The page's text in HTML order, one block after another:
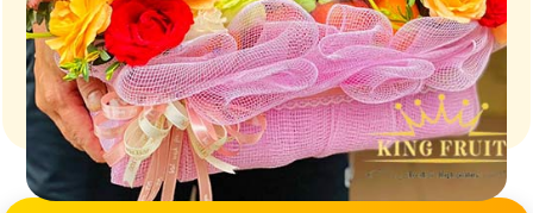
Giữ trọn vị ngọt của thiên nhiên